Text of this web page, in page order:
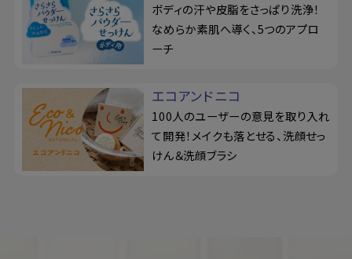
ボディの汗や皮脂をさっぱり洗浄！
なめらか素肌へ導く、5つのアプロ
ーチ
エコアンドニコ
100人のユーザーの意見を取り入れ
て開発！メイクも落とせる、洗顔せっ
けん＆洗顔ブラシ